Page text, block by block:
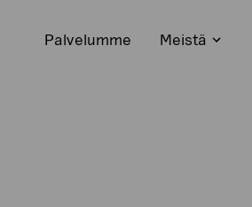
Palvelumme
Meistä